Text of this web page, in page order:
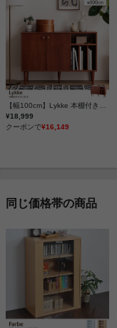
【幅100cm】Lykke 本棚付きキャビネット
¥18,999
クーポンで¥16,149
同じ価格帯の商品